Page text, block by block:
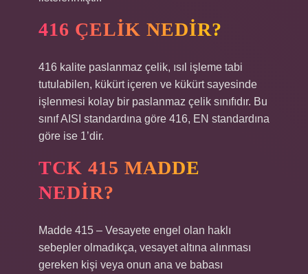
416 ÇELIK NEDIR?
416 kalite paslanmaz çelik, ısıl işleme tabi
tutulabilen, kükürt içeren ve kükürt sayesinde
işlenmesi kolay bir paslanmaz çelik sınıfıdır. Bu
sınıf AISI standardına göre 416, EN standardına
göre ise 1’dir.
TCK 415 MADDE
NEDIR?
Madde 415 – Vesayete engel olan haklı
sebepler olmadıkça, vesayet altına alınması
gereken kişi veya onun ana ve babası